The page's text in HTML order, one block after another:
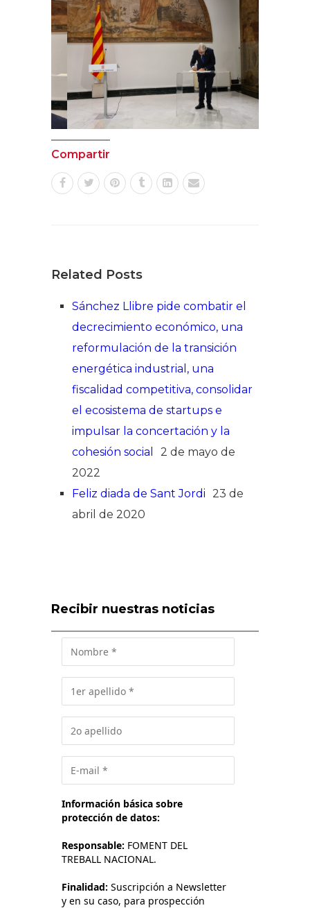
Compartir
Related Posts
Sánchez Llibre pide combatir el
decrecimiento económico, una
reformulación de la transición
energética industrial, una
fiscalidad competitiva, consolidar
el ecosistema de startups e
impulsar la concertación y la
cohesión social
2 de mayo de
2022
Feliz diada de Sant Jordi 23 de
abril de 2020
Recibir nuestras noticias
Información básica sobre
protección de datos:
Responsable: FOMENT DEL
TREBALL NACIONAL.
Finalidad: Suscripción a Newsletter
y en su caso, para prospección